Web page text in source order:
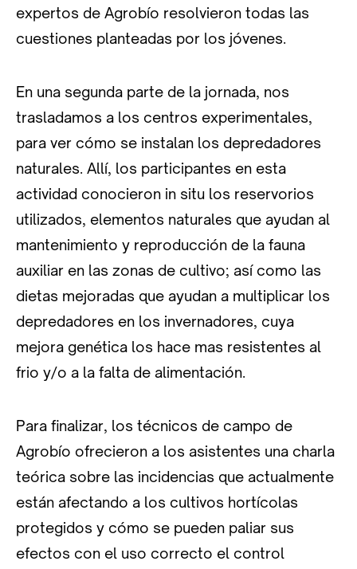
expertos de Agrobío resolvieron todas las
cuestiones planteadas por los jóvenes.
En una segunda parte de la jornada, nos
trasladamos a los centros experimentales,
para ver cómo se instalan los depredadores
naturales. Allí, los participantes en esta
actividad conocieron in situ los reservorios
utilizados, elementos naturales que ayudan al
mantenimiento y reproducción de la fauna
auxiliar en las zonas de cultivo; así como las
dietas mejoradas que ayudan a multiplicar los
depredadores en los invernadores, cuya
mejora genética los hace mas resistentes al
frio y/o a la falta de alimentación.
Para finalizar, los técnicos de campo de
Agrobío ofrecieron a los asistentes una charla
teórica sobre las incidencias que actualmente
están afectando a los cultivos hortícolas
protegidos y cómo se pueden paliar sus
efectos con el uso correcto el control